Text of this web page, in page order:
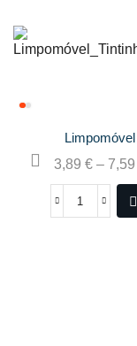
Limpomóvel
3,89 €– 7,59